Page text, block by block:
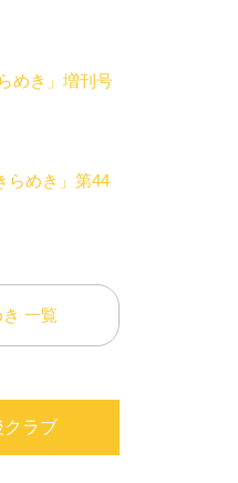
めき」増刊号
らめき」第44
一覧
クラブ